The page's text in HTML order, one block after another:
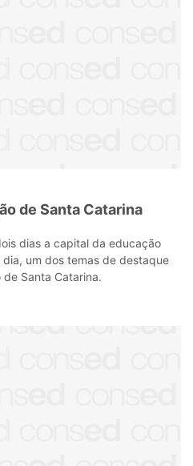
de Santa Catarina
dias a capital da educação
um dos temas de destaque
Santa Catarina.